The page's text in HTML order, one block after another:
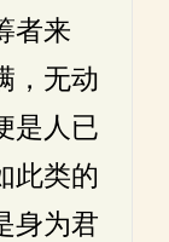
者来
，无动
是人已
此类的
身为君